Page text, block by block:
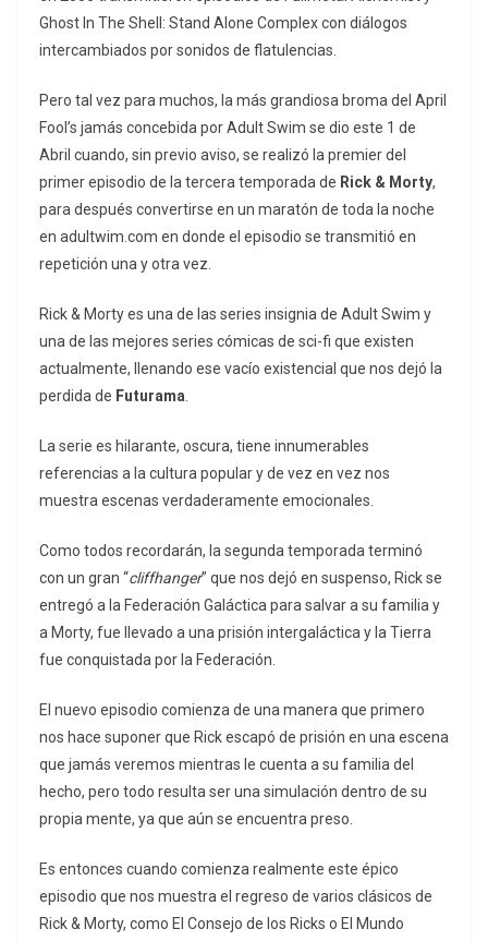
Ghost In The Shell: Stand Alone Complex con diálogos
intercambiados por sonidos de flatulencias.
Pero tal vez para muchos, la más grandiosa broma del April
Fool’s jamás concebida por Adult Swim se dio este 1 de
Abril cuando, sin previo aviso, se realizó la premier del
primer episodio de la tercera temporada de Rick & Morty,
para después convertirse en un maratón de toda la noche
en adultwim.com en donde el episodio se transmitió en
repetición una y otra vez.
Rick & Morty es una de las series insignia de Adult Swim y
una de las mejores series cómicas de sci-fi que existen
actualmente, llenando ese vacío existencial que nos dejó la
perdida de Futurama
La serie es hilarante, oscura, tiene innumerables
referencias a la cultura popular y de vez en vez nos
muestra escenas verdaderamente emocionales.
Como todos recordarán, la segunda temporada terminó
con un gran “cliffhanger” que nos dejó en suspenso, Rick se
entregó a la Federación Galáctica para salvar a su familia y
a Morty, fue llevado a una prisión intergaláctica y la Tierra
fue conquistada por la Federación.
El nuevo episodio comienza de una manera que primero
nos hace suponer que Rick escapó de prisión en una escena
que jamás veremos mientras le cuenta a su familia del
hecho, pero todo resulta ser una simulación dentro de su
propia mente, ya que aún se encuentra preso.
Es entonces cuando comienza realmente este épico
episodio que nos muestra el regreso de varios clásicos de
Rick & Morty, como El Consejo de los Ricks o El Mundo